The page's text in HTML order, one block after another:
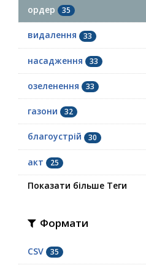
ордер 35
видалення 33
насадження 33
озеленення 33
газони 32
благоустрій 30
акт 25
Показати більше Теги
Формати
CSV 35